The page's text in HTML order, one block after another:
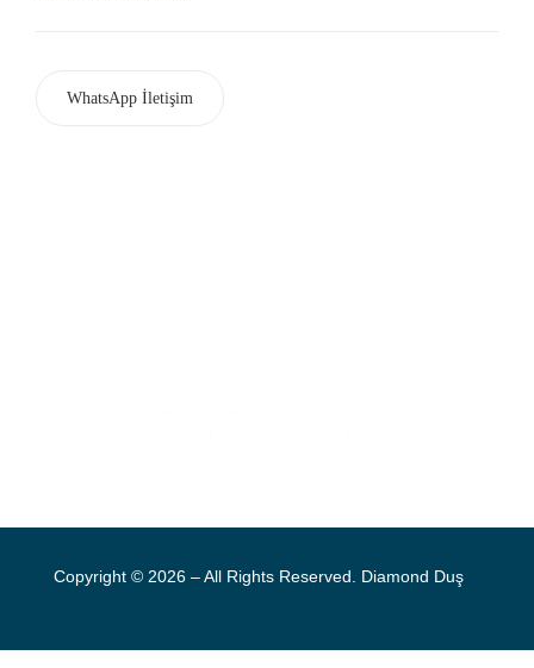
WhatsApp İletişim
Copyright © 2026 – All Rights Reserved. Diamond Duş